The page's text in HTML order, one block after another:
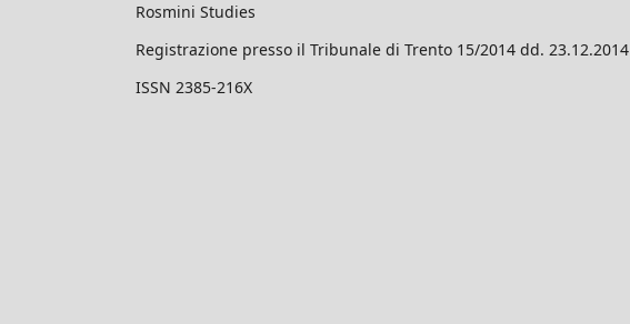
Rosmini Studies
Registrazione presso il Tribunale di Trento 15/2014 dd. 23.12.2014
ISSN 2385-216X